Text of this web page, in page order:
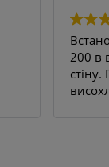
200 в
стіну.